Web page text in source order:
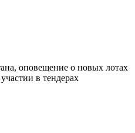
оповещение о новых лотах
в тендерах